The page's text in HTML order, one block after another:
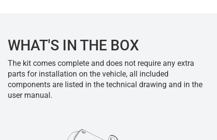
WHAT'S IN THE BOX
The kit comes complete and does not require any extra
parts for installation on the vehicle, all included
components are listed in the technical drawing and in the
user manual.